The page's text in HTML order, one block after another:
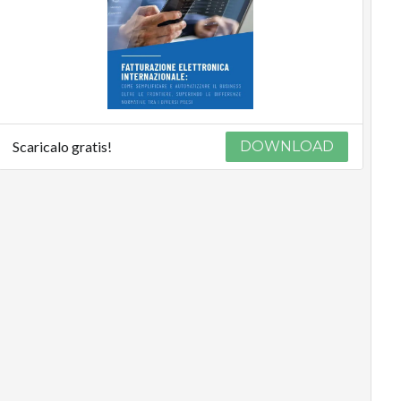
Scaricalo gratis! DOWNLOAD